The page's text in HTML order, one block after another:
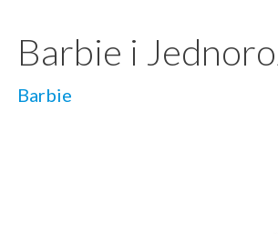
Barbie i
Barbie